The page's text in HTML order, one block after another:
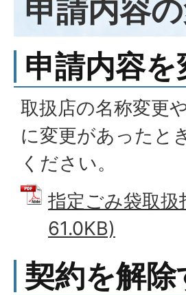
申請内容
申請内容
取扱店の名称変更
に変更があったと
ください。
指定ごみ袋取
61.0KB)
契約を解